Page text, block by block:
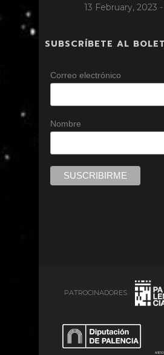
13 February, 2023 -
SUBSCRÍBETE AL
Correo electrónico
Nombre
PATROCINADORES